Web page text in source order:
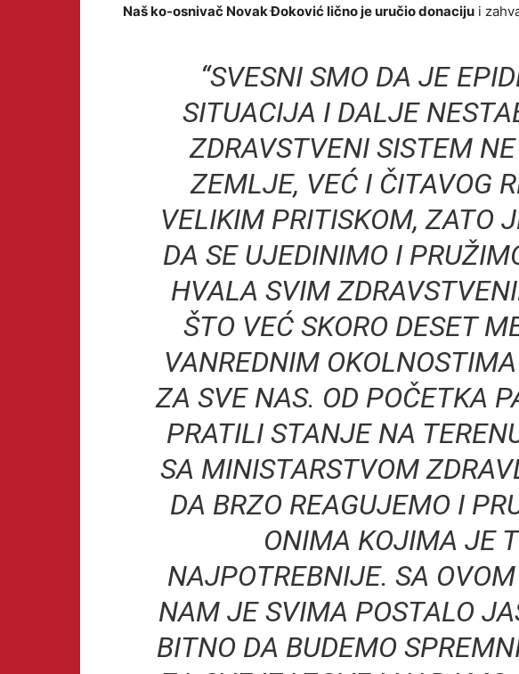
Naš ko-osnivač Novak Đoković lično je uručio donaciju i
“SVESNI SMO DA JE
SITUACIJA I DALJE
ZDRAVSTVENI SISTEM
ZEMLJE, VEĆ I ČITAVOG
VELIKIM PRITISKOM, ZATO
DA SE UJEDINIMO I
HVALA SVIM
ŠTO VEĆ SKORO DESET
VANREDNIM
ZA SVE NAS. OD POČETKA
PRATILI STANJE NA
SA MINISTARSTVOM
DA BRZO REAGUJEMO I
ONIMA KOJIMA JE
NAJPOTREBNIJE. SA
NAM JE SVIMA POSTALO
BITNO DA BUDEMO